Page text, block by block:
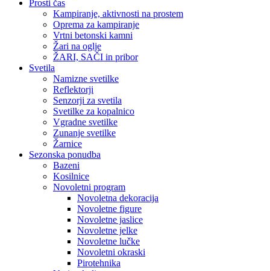
Prosti čas
Kampiranje, aktivnosti na prostem
Oprema za kampiranje
Vrtni betonski kamni
Žari na oglje
ŽARI, SAČI in pribor
Svetila
Namizne svetilke
Reflektorji
Senzorji za svetila
Svetilke za kopalnico
Vgradne svetilke
Zunanje svetilke
Žarnice
Sezonska ponudba
Bazeni
Kosilnice
Novoletni program
Novoletna dekoracija
Novoletne figure
Novoletne jaslice
Novoletne jelke
Novoletne lučke
Novoletni okraski
Pirotehnika